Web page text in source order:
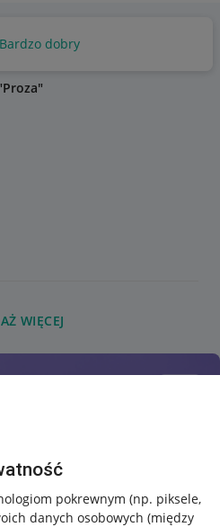
pokrewnym (np. piksele,
danych osobowych (między
Bardzo dobry
WIĘCEJ